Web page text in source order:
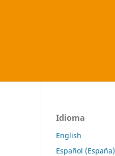
Idioma
English
Español (España)